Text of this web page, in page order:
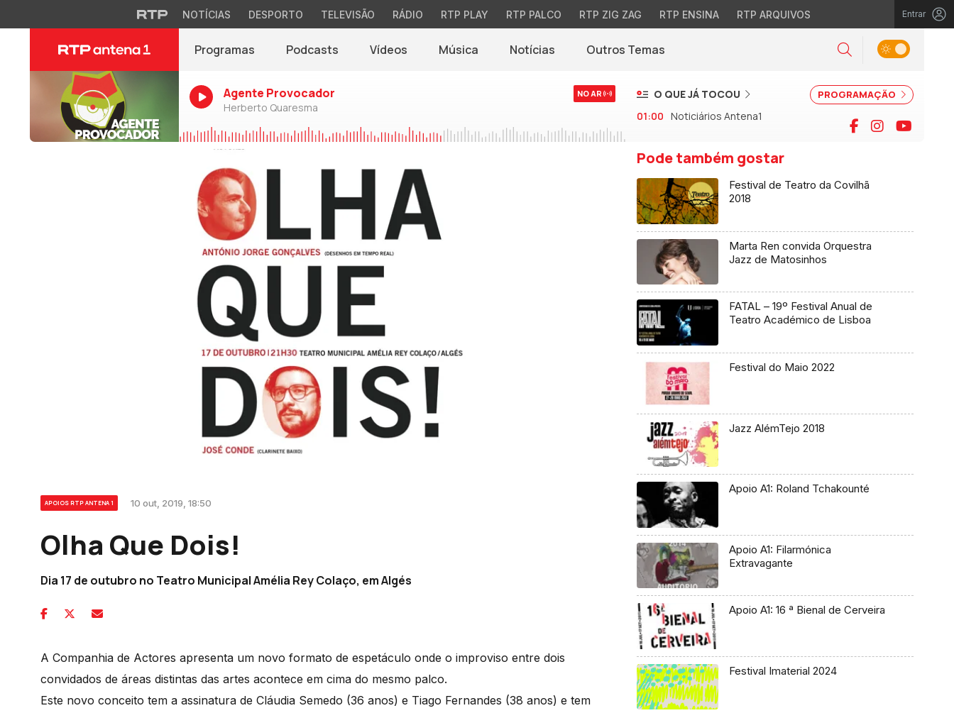
NOTÍCIAS DESPORTO TELEVISÃO RÁDIO RTP PLAY RTP PALCO RTP ZIG ZAG RTP ENSINA RTP ARQUIVOS Entrar
Programas Podcasts Vídeos Música Notícias(abre em nova janela)
Outros Temas Pesquisar
Alternar tema
Agente Provocador
Herberto Quaresma
NO AR PROGRAMAÇÃO
O QUE JÁ TOCOU
01:00 Noticiários Antena1 Facebook
Instagram
APOIOS RTP ANTENA 1 10 out, 2019, 18:50
Olha Que Dois!
Dia 17 de outubro no Teatro Municipal Amélia Rey Colaço, em Algés
A Companhia de Actores apresenta um novo formato de espetáculo onde o improviso entre dois
convidados de áreas distintas das artes acontece em cima do mesmo palco.
Este novo conceito tem a assinatura de Cláudia Semedo (36 anos) e Tiago Fernandes (38 anos) e tem
Pode também gostar
Festival de Teatro da Covilhã
2018
Marta Ren convida Orquestra
Jazz de Matosinhos
FATAL – 19º Festival Anual de
Teatro Académico de Lisboa
Festival do Maio 2022
Jazz AlémTejo 2018
Apoio A1: Roland Tchakounté
Apoio A1: Filarmónica
Extravagante
Apoio A1: 16 ª Bienal de Cerveira
Festival Imaterial 2024